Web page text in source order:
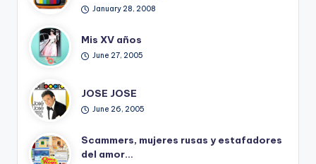
January 28, 2008
Mis XV años
June 27, 2005
JOSE JOSE
June 26, 2005
Scammers, mujeres rusas y estafadores
del amor…